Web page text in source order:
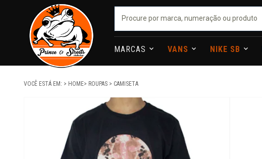
MARCAS VANS NIKE SB
VOCÊ ESTÁ EM: HOME ROUPAS CAMISETA